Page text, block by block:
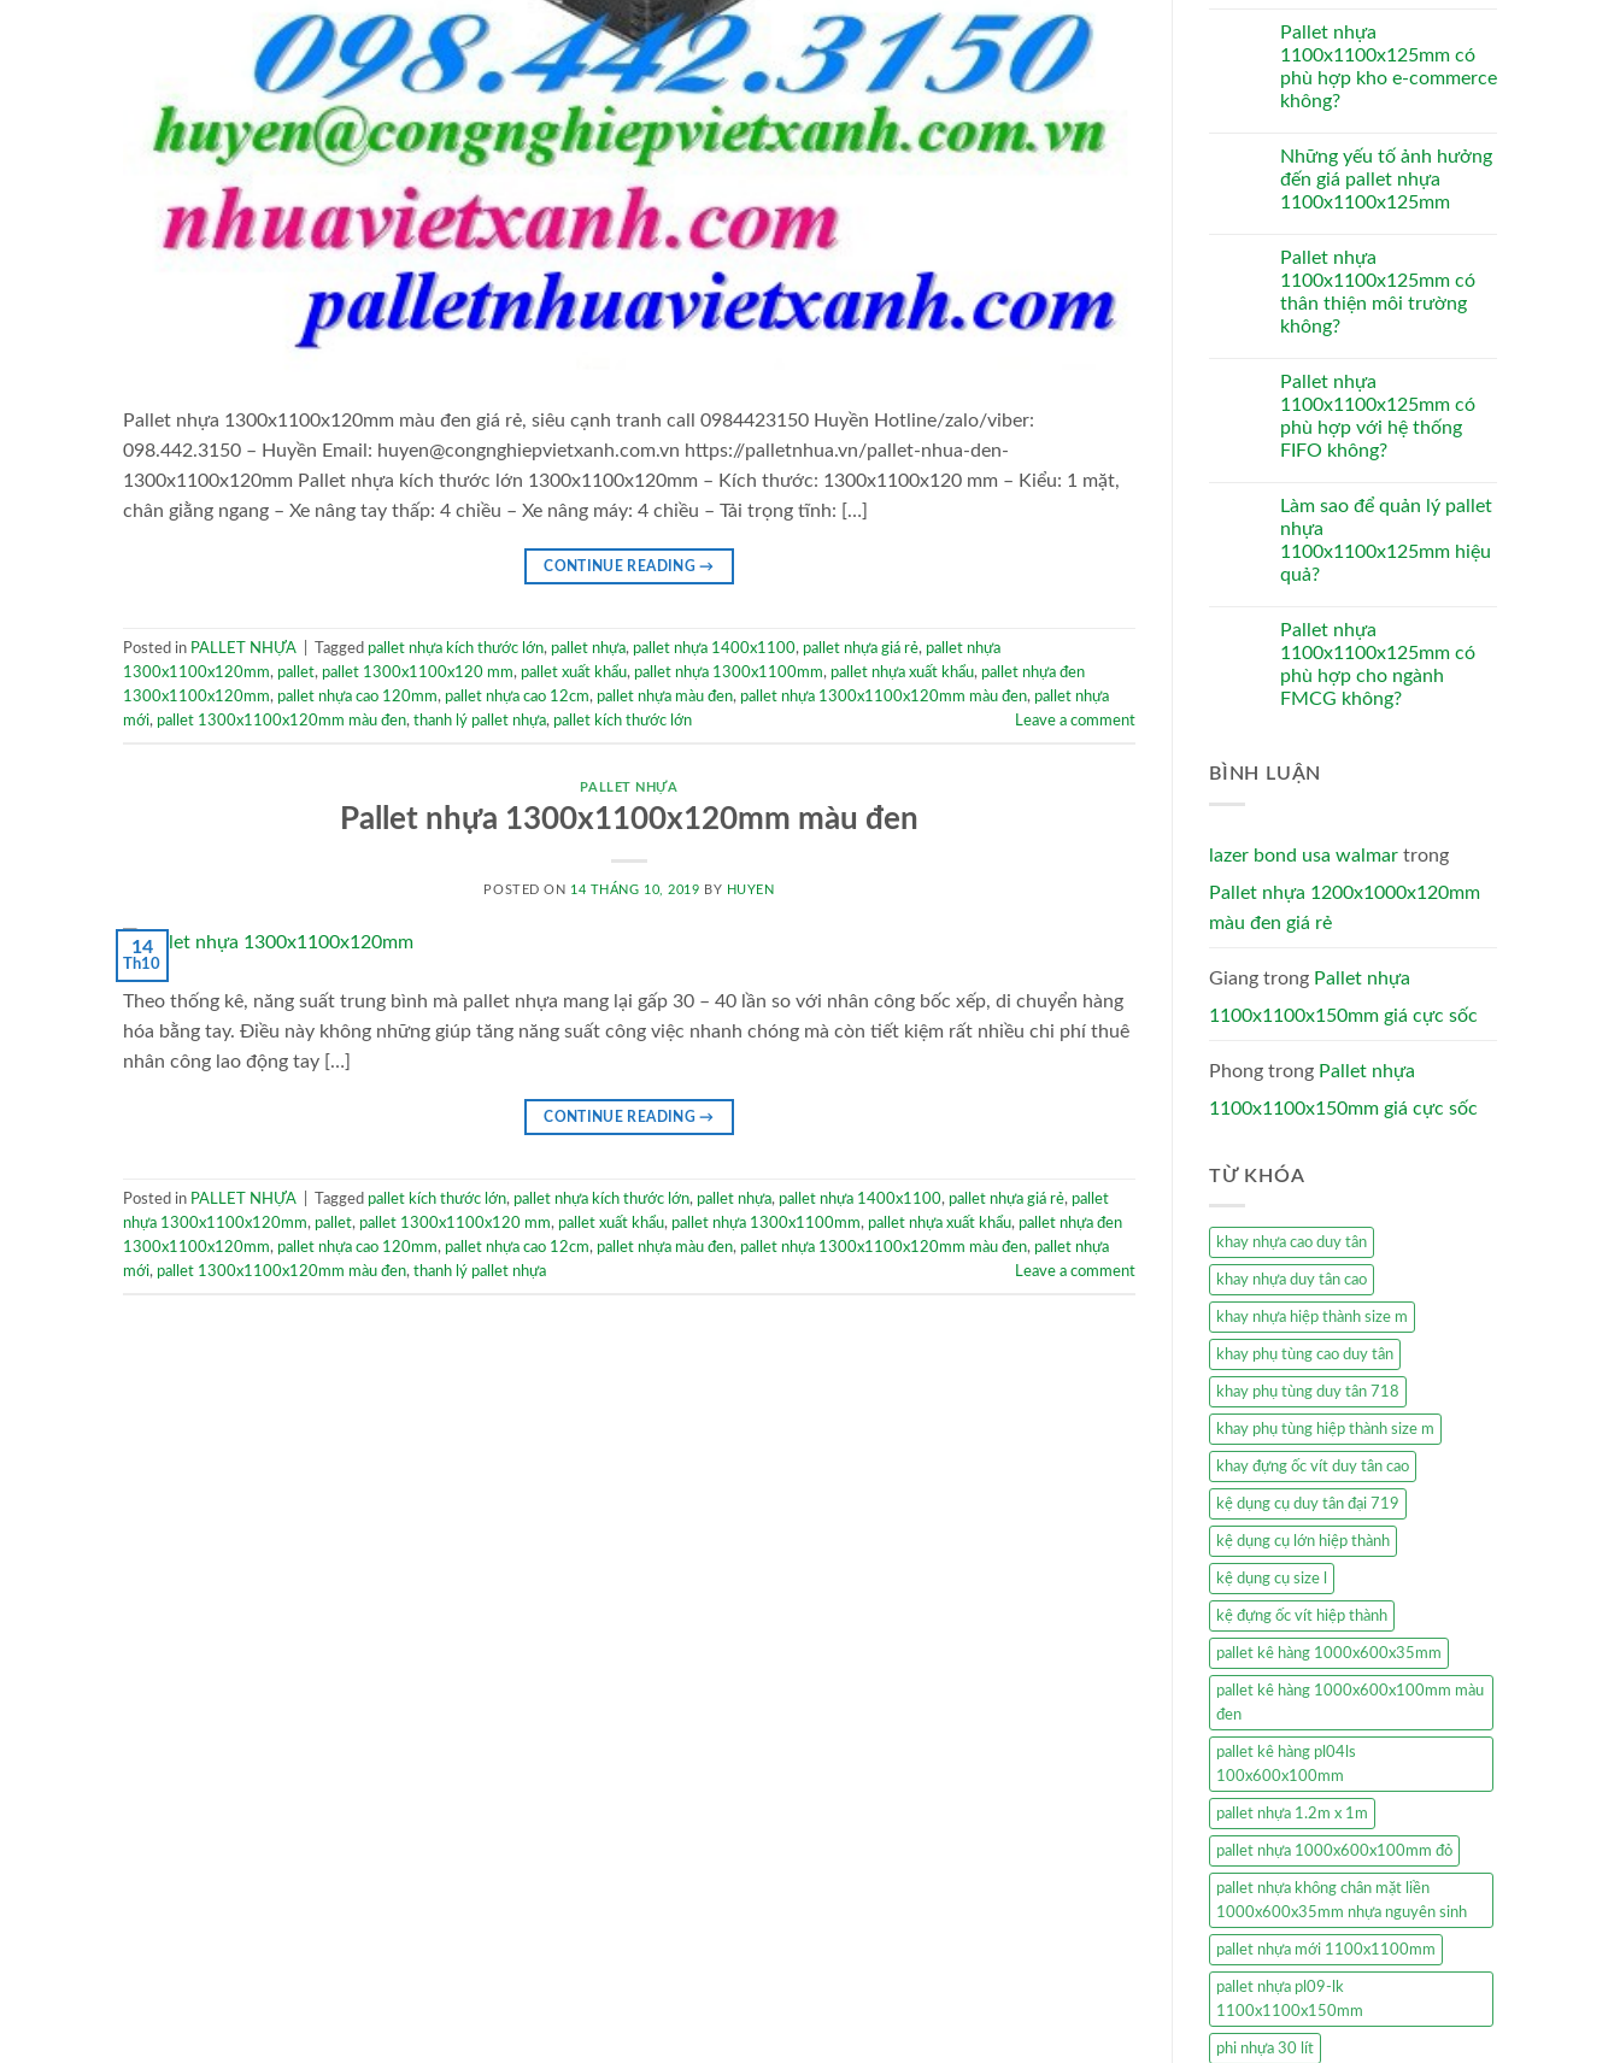
Pallet nhựa 1300x1100x120mm màu đen giá rẻ, siêu cạnh tranh call 0984423150 Huyền Hotline/zalo/viber:
098.442.3150 – Huyền Email: huyen@congnghiepvietxanh.com.vn https://palletnhua.vn/pallet-nhua-den-
1300x1100x120mm Pallet nhựa kích thước lớn 1300x1100x120mm – Kích thước: 1300x1100x120 mm – Kiểu: 1 mặt,
chân giằng ngang – Xe nâng tay thấp: 4 chiều – Xe nâng máy: 4 chiều – Tải trọng tĩnh: […]
CONTINUE READING→
Posted in PALLET NHỰA Tagged pallet nhựa kích thước lớn, pallet nhựa, pallet nhựa 1400x1100, pallet nhựa giá rẻ, pallet nhựa
1300x1100x120mm, pallet, pallet 1300x1100x120 mm, pallet xuất khẩu, pallet nhựa 1300x1100mm, pallet nhựa xuất khẩu, pallet nhựa đen
1300x1100x120mm, pallet nhựa cao 120mm, pallet nhựa cao 12cm, pallet nhựa màu đen, pallet nhựa 1300x1100x120mm màu đen, pallet nhựa
mới, pallet 1300x1100x120mm màu đen, thanh lý pallet nhựa, pallet kích thước lớn Leave a comment
PALLET NHỰA
Pallet nhựa 1300x1100x120mm màu đen
POSTED ON 14 THÁNG 10, 2019 BY HUYEN
14
Th10
Theo thống kê, năng suất trung bình mà pallet nhựa mang lại gấp 30 – 40 lần so với nhân công bốc xếp, di chuyển hàng
hóa bằng tay. Điều này không những giúp tăng năng suất công việc nhanh chóng mà còn tiết kiệm rất nhiều chi phí thuê
nhân công lao động tay […]
CONTINUE READING→
Posted in PALLET NHỰA Tagged pallet kích thước lớn, pallet nhựa kích thước lớn, pallet nhựa, pallet nhựa 1400x1100, pallet nhựa giá rẻ, pallet
nhựa 1300x1100x120mm, pallet, pallet 1300x1100x120 mm, pallet xuất khẩu, pallet nhựa 1300x1100mm, pallet nhựa xuất khẩu, pallet nhựa đen
1300x1100x120mm, pallet nhựa cao 120mm, pallet nhựa cao 12cm, pallet nhựa màu đen, pallet nhựa 1300x1100x120mm màu đen, pallet nhựa
mới, pallet 1300x1100x120mm màu đen, thanh lý pallet nhựa Leave a comment
Pallet nhựa
1100x1100x125mm có
phù hợp kho e-commerce
không?
Những yếu tố ảnh hưởng
đến giá pallet nhựa
1100x1100x125mm
Pallet nhựa
1100x1100x125mm có
thân thiện môi trường
không?
Pallet nhựa
1100x1100x125mm có
phù hợp với hệ thống
FIFO không?
Làm sao để quản lý pallet
nhựa
1100x1100x125mm hiệu
quả?
Pallet nhựa
1100x1100x125mm có
phù hợp cho ngành
FMCG không?
BÌNH LUẬN
lazer bond usa walmar trong
Pallet nhựa 1200x1000x120mm
màu đen giá rẻ
Giang trong Pallet nhựa
1100x1100x150mm giá cực sốc
Phong trong Pallet nhựa
1100x1100x150mm giá cực sốc
TỪ KHÓA
khay nhựa cao duy tân
khay nhựa duy tân cao
khay nhựa hiệp thành size m
khay phụ tùng cao duy tân
khay phụ tùng duy tân 718
khay phụ tùng hiệp thành size m
khay đựng ốc vít duy tân cao
kệ dụng cụ duy tân đại 719
kệ dụng cụ lớn hiệp thành
kệ dụng cụ size l
kệ đựng ốc vít hiệp thành
pallet kê hàng 1000x600x35mm
pallet kê hàng 1000x600x100mm màu
đen
pallet kê hàng pl04ls
100x600x100mm
pallet nhựa 1.2m x 1m
pallet nhựa 1000x600x100mm đỏ
pallet nhựa không chân mặt liền
1000x600x35mm nhựa nguyên sinh
pallet nhựa mới 1100x1100mm
pallet nhựa pl09-lk
1100x1100x150mm
phi nhựa 30 lít